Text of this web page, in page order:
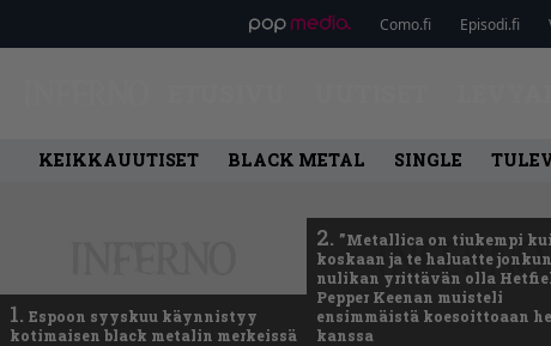
Como.fi Episodi.fi
KEIKKAUUTISET BLACK METAL SINGLE
1. Espoon syyskuu käynnistyy
kotimaisen black metalin merkeissä
2. ”Metallica on tiukempi
koskaan ja te haluatte jonkun
nulikan yrittävän olla
Pepper Keenan muisteli
ensimmäistä koesoittoaan
kanssa